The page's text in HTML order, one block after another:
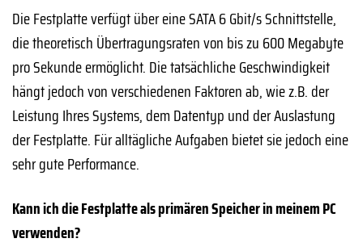
Die Festplatte verfügt über eine SATA 6 Gbit/s Schnittstelle,
die theoretisch Übertragungsraten von bis zu 600 Megabyte
pro Sekunde ermöglicht. Die tatsächliche Geschwindigkeit
hängt jedoch von verschiedenen Faktoren ab, wie z.B. der
Leistung Ihres Systems, dem Datentyp und der Auslastung
der Festplatte. Für alltägliche Aufgaben bietet sie jedoch eine
sehr gute Performance.
Kann ich die Festplatte als primären Speicher in meinem PC
verwenden?